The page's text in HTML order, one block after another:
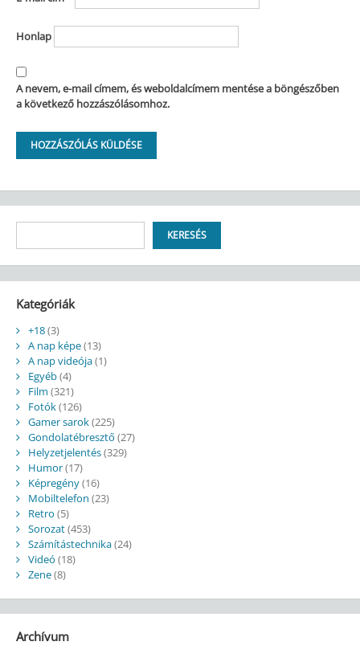
Honlap
A nevem, e-mail címem, és weboldalcímem mentése a böngészőben
a következő hozzászólásomhoz.
KERESÉS
Kategóriák
+18(3)
A nap képe(13)
A nap videója(1)
Egyéb(4)
Film (321)
Fotók(126)
Gamer sarok(225)
Gondolatébresztő (27)
Helyzetjelentés(329)
Humor(17)
Képregény(16)
Mobiltelefon (23)
Retro (5)
Sorozat(453)
Számítástechnika(24)
Videó (18)
Zene(8)
Archívum